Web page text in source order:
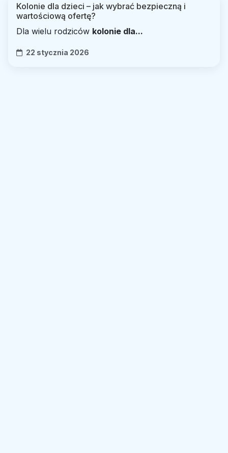
Kolonie dla dzieci – jak wybrać bezpieczną i
wartościową ofertę?
Dla wielu rodziców kolonie dla...
22 stycznia 2026